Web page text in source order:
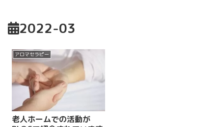
2022-03
アロマセラピー
老人ホームでの活動が